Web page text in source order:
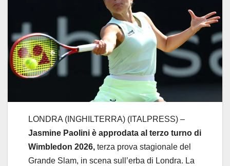
LONDRA (INGHILTERRA) (ITALPRESS) –
Jasmine Paolini è approdata al terzo turno di
Wimbledon 2026, terza prova stagionale del
Grande Slam, in scena sull’erba di Londra. La